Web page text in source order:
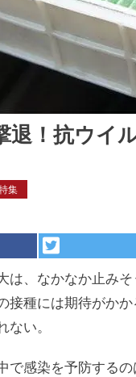
退！抗ウイ
集
は、なかなか止み
接種には期待がか
い。
で感染を予防する